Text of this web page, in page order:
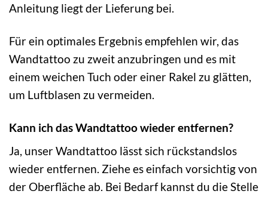
Anleitung liegt der Lieferung bei.
Für ein optimales Ergebnis empfehlen wir, das
Wandtattoo zu zweit anzubringen und es mit
einem weichen Tuch oder einer Rakel zu glätten,
um Luftblasen zu vermeiden.
Kann ich das Wandtattoo wieder entfernen?
Ja, unser Wandtattoo lässt sich rückstandslos
wieder entfernen. Ziehe es einfach vorsichtig von
der Oberfläche ab. Bei Bedarf kannst du die Stelle